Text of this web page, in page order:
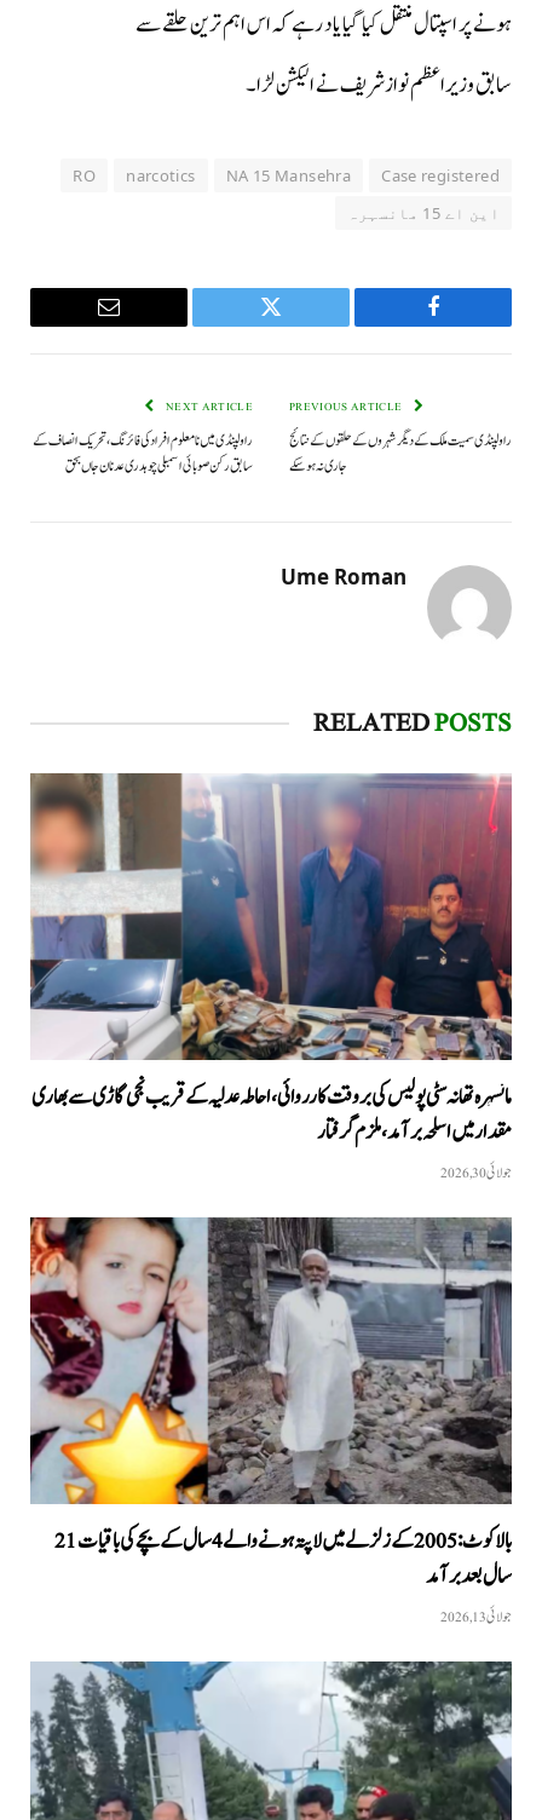
ہونے پر اسپتال منتقل کیا گیا یاد رہے کہ اس اہم ترین حلقے سے
سابق وزیراعظم نوازشریف نے الیکشن لڑا۔
Case registered
NA 15 Mansehra
narcotics
RO
این اے 15 مانسہرہ
Facebook
Twitter
Email
راولپنڈی سمیت ملک کے دیگر شہروں کے حلقوں کے نتائج
جاری نہ ہوسکے
NEXT ARTICLE
راولپنڈی میں نامعلوم افراد کی فائرنگ، تحریک انصاف کے
سابق رکن صوبائی اسمبلی چوہدری عدنان جاں بحق
Ume Roman
RELATEDPOSTS
مانسہرہ تھانہ سٹی پولیس کی بروقت کارروائی، احاطہ عدلیہ کے قریب نجی گاڑی سے بھاری
مقدار میں اسلحہ برآمد، ملزم گرفتار
جولائی 30, 2026
بالاکوٹ: 2005 کے زلزلے میں لاپتہ ہونے والے 4سال کے بچے کی باقیات 21
سال بعد برآمد
جولائی 13, 2026